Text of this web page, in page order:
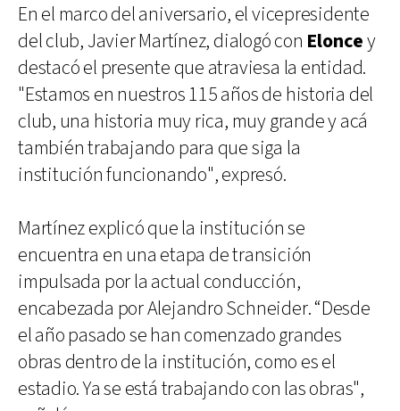
En el marco del aniversario, el vicepresidente
del club, Javier Martínez, dialogó con Eloncey
destacó el presente que atraviesa la entidad.
"Estamos en nuestros 115 años de historia del
club, una historia muy rica, muy grande y acá
también trabajando para que siga la
institución funcionando", expresó.
Martínez explicó que la institución se
encuentra en una etapa de transición
impulsada por la actual conducción,
encabezada por Alejandro Schneider. “Desde
el año pasado se han comenzado grandes
obras dentro de la institución, como es el
estadio. Ya se está trabajando con las obras",